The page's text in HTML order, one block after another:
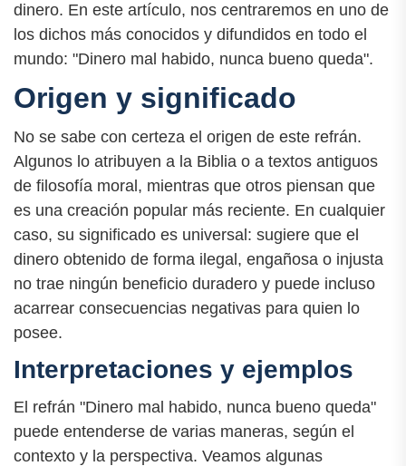
dinero. En este artículo, nos centraremos en uno de
los dichos más conocidos y difundidos en todo el
mundo: "Dinero mal habido, nunca bueno queda".
Origen y significado
No se sabe con certeza el origen de este refrán.
Algunos lo atribuyen a la Biblia o a textos antiguos
de filosofía moral, mientras que otros piensan que
es una creación popular más reciente. En cualquier
caso, su significado es universal: sugiere que el
dinero obtenido de forma ilegal, engañosa o injusta
no trae ningún beneficio duradero y puede incluso
acarrear consecuencias negativas para quien lo
posee.
Interpretaciones y ejemplos
El refrán "Dinero mal habido, nunca bueno queda"
puede entenderse de varias maneras, según el
contexto y la perspectiva. Veamos algunas